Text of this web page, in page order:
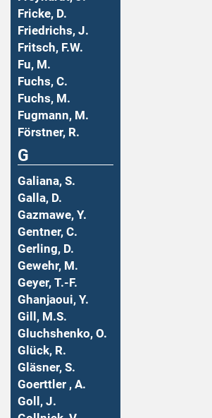
Fricke, D.
Friedrichs, J.
Fritsch, F.W.
Fu, M.
Fuchs, C.
Fuchs, M.
Fugmann, M.
Förstner, R.
G
Galiana, S.
Galla, D.
Gazmawe, Y.
Gentner, C.
Gerling, D.
Gewehr, M.
Geyer, T.-F.
Ghanjaoui, Y.
Gill, M.S.
Gluchshenko, O.
Glück, R.
Gläsner, S.
Goerttler , A.
Goll, J.